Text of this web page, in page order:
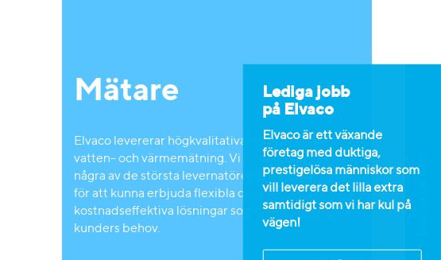
Lediga tjänster
Lediga jobb
på Elvaco
Elvaco är ett växande
företag med duktiga,
prestigelösa människor som
vill leverera det lilla extra
samtidigt som vi har kul på
vägen!
Mätare
Elvaco levererar högkvalitativa mätare för el-,
vatten- och värmemätning. Vi samarbetar med
några av de största levernatörerna på marknaden
för att kunna erbjuda flexibla och
kostnadseffektiva lösningar som möter alla våra
kunders behov.